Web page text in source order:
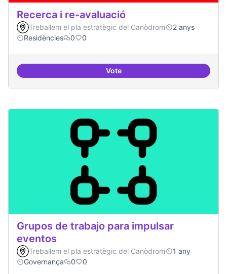
Recerca i re-avaluació
Treballem el pla estratègic del Canòdrom
2 anys
Residències
0 0
VoteRecerca i re-avaluació
Grupos de trabajo para impulsar
eventos
Treballem el pla estratègic del Canòdrom
1 any
Governança
0 0